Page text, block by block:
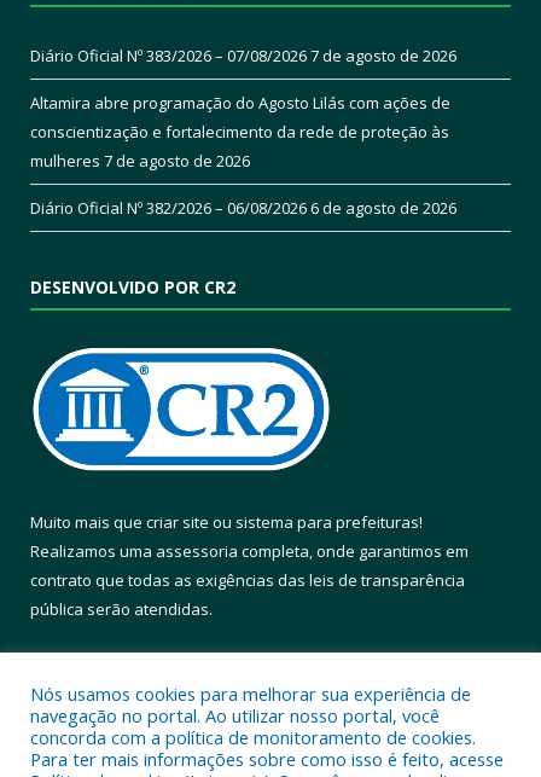
Diário Oficial Nº 383/2026 – 07/08/20267 de agosto de 2026
Altamira abre programação do Agosto Lilás com ações de
conscientização e fortalecimento da rede de proteção às
mulheres 7 de agosto de 2026
Diário Oficial Nº 382/2026 – 06/08/20266 de agosto de 2026
DESENVOLVIDO POR CR2
Muito mais que criar site ou sistema para prefeituras!
Realizamos uma assessoria completa, onde garantimos em
contrato que todas as exigências das leis de transparência
pública serão atendidas.
Nós usamos cookies para melhorar sua experiência de
navegação no portal. Ao utilizar nosso portal, você
concorda com a política de monitoramento de cookies.
Para ter mais informações sobre como isso é feito, acesse